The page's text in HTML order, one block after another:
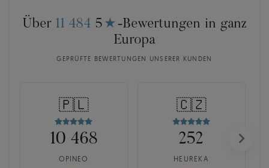
Über 11 484 5 ★ -Bewertungen in ganz
Europa
GEPRÜFTE BEWERTUNGEN UNSERER KUNDEN
🇵🇱
10 468
OPINEO
🇨🇿
252
HEUREKA